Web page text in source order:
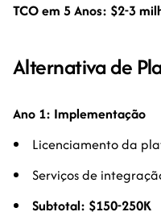
TCO em 5 Anos: $2-3
Alternativa de
Ano 1: Implementação
Licenciamento da
Serviços de
Subtotal: $150-250K